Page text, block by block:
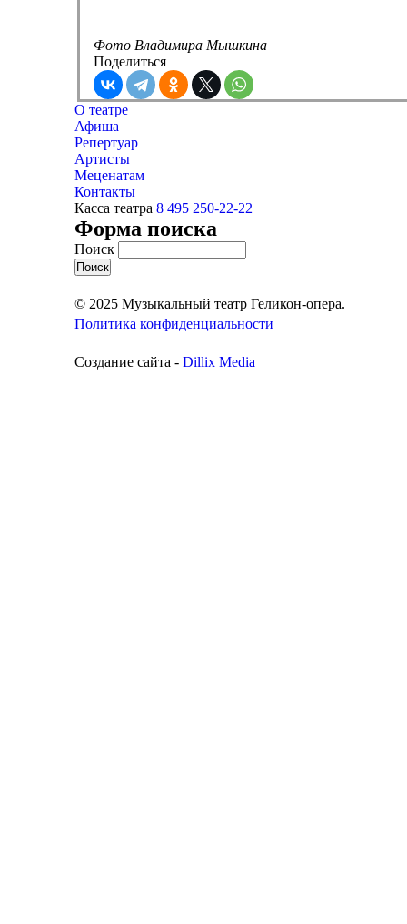
Фото Владимира Мышкина
Поделиться
О театре
Афиша
Репертуар
Артисты
Меценатам
Контакты
Касса театра 8 495 250-22-22
Форма поиска
Поиск
© 2025 Музыкальный театр Геликон-опера.
Политика конфиденциальности
Создание сайта - Dillix Media